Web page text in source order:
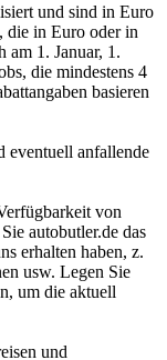
und sind in Euro
die in Euro oder in
am 1. Januar, 1.
die mindestens 4
basieren
eventuell anfallende
von
autobutler.de das
erhalten haben, z.
usw. Legen Sie
um die aktuell
und